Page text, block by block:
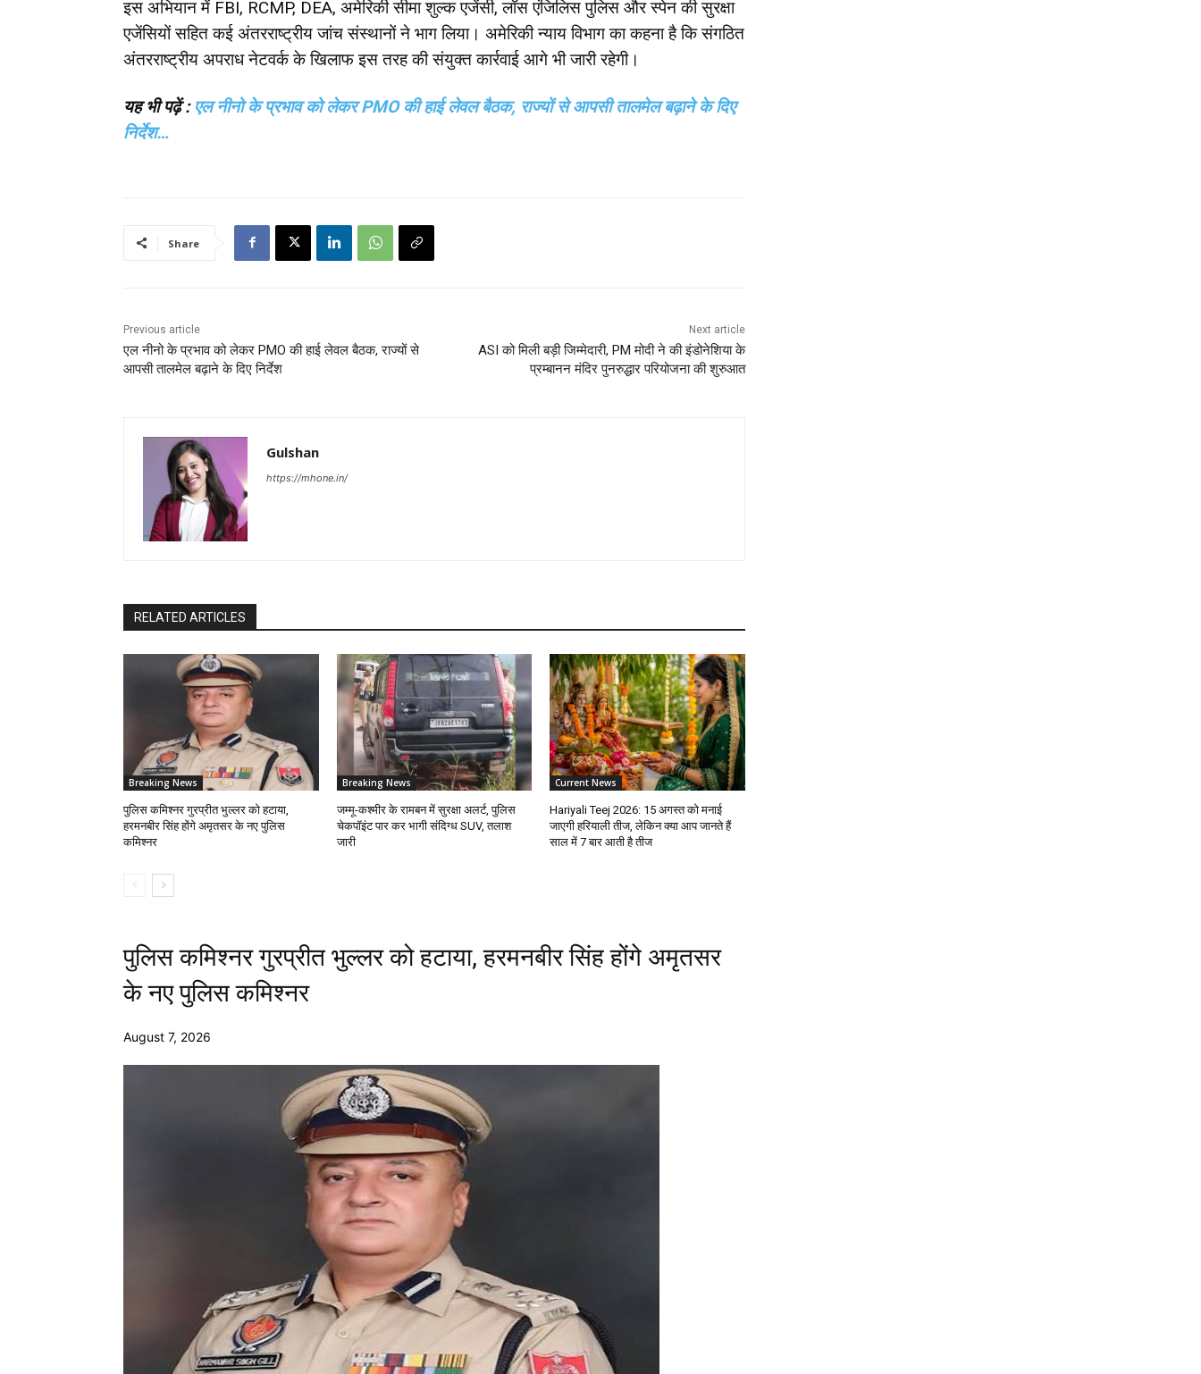
इस अभियान में FBI, RCMP, DEA, अमेरिकी सीमा शुल्क एजेंसी, लॉस एंजिलिस पुलिस और स्पेन की सुरक्षा
एजेंसियों सहित कई अंतरराष्ट्रीय जांच संस्थानों ने भाग लिया। अमेरिकी न्याय विभाग का कहना है कि संगठित
अंतरराष्ट्रीय अपराध नेटवर्क के खिलाफ इस तरह की संयुक्त कार्रवाई आगे भी जारी रहेगी।
यह भी पढ़ें : एल नीनो के प्रभाव को लेकर PMO की हाई लेवल बैठक, राज्यों से आपसी तालमेल बढ़ाने के दिए
निर्देश…
Share
Previous article
एल नीनो के प्रभाव को लेकर PMO की हाई लेवल बैठक, राज्यों से
आपसी तालमेल बढ़ाने के दिए निर्देश
Next article
ASI को मिली बड़ी जिम्मेदारी, PM मोदी ने की इंडोनेशिया के
प्रम्बानन मंदिर पुनरुद्धार परियोजना की शुरुआत
Gulshan
https://mhone.in/
RELATED ARTICLES
Breaking News
पुलिस कमिश्नर गुरप्रीत भुल्लर को हटाया,
हरमनबीर सिंह होंगे अमृतसर के नए पुलिस
कमिश्नर
Breaking News
जम्मू-कश्मीर के रामबन में सुरक्षा अलर्ट, पुलिस
चेकपॉइंट पार कर भागी संदिग्ध SUV, तलाश
जारी
Current News
Hariyali Teej 2026: 15 अगस्त को मनाई
जाएगी हरियाली तीज, लेकिन क्या आप जानते हैं
साल में 7 बार आती है तीज
पुलिस कमिश्नर गुरप्रीत भुल्लर को हटाया, हरमनबीर सिंह होंगे अमृतसर
के नए पुलिस कमिश्नर
August 7, 2026